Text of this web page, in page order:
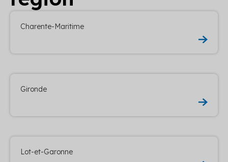
Charente-Maritime
Gironde
Lot-et-Garonne